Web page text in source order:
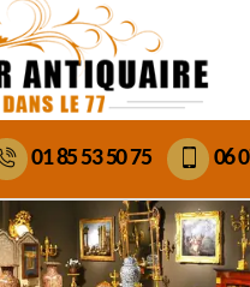
01 85 53 50 75 06